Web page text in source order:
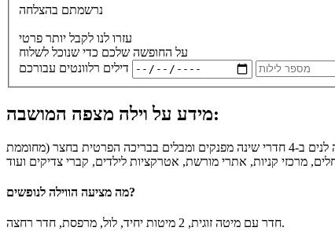
נרשמתם בהצלחה
עזרו לנו לקבל יותר פרטי
על החופשה שלכם כדי שנוכל לשלוח
מידע על וילה מצפה המושבה:
את וילה מצפה המושבה תשמחו מאוד להכיר לקראת החופשה הבאה שלכם בצפון. הווילה מעוצבת ומאובזרת ברמה גבוהה עם כל הדרוש. אורחי הווילה לנים ב-4 חדרי שינה מפנקים ומבלים בבריכה הפרטית בחצר (מחוממת
מה מציעה הווילה לנופשים?
חדר עם מיטה זוגית, 2 מיטות יחיד, לול, מרפסת, חדר רחצה.